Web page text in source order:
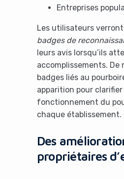
Entreprises
Les utilisateurs
badges de
leurs avis lorsqu’ils
accomplissements. De
badges liés au
apparition pour clarifier
fonctionnement du
chaque établissement.
Des
propriétaires